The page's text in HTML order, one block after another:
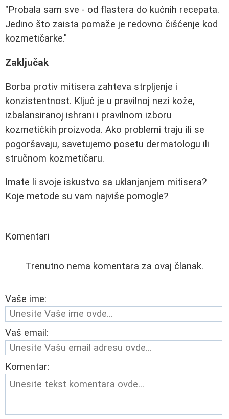
"Probala sam sve - od flastera do kućnih recepata.
Jedino što zaista pomaže je redovno čišćenje kod
kozmetičarke."
Zaključak
Borba protiv mitisera zahteva strpljenje i
konzistentnost. Ključ je u pravilnoj nezi kože,
izbalansiranoj ishrani i pravilnom izboru
kozmetičkih proizvoda. Ako problemi traju ili se
pogoršavaju, savetujemo posetu dermatologu ili
stručnom kozmetičaru.
Imate li svoje iskustvo sa uklanjanjem mitisera?
Koje metode su vam najviše pomogle?
Komentari
Trenutno nema komentara za ovaj članak.
Vaše ime:
Vaš email:
Komentar: